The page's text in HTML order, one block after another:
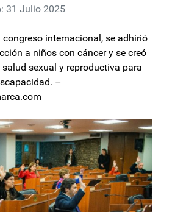
31 Julio 2025
congreso internacional, se adhirió
a niños con cáncer y se creó
sexual y reproductiva para
–